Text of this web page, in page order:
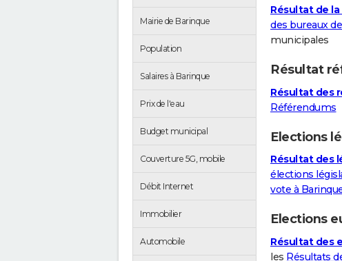
Mairie de Barinque
Population
Salaires à Barinque
Prix de l'eau
Budget municipal
Couverture 5G, mobile
Débit Internet
Immobilier
Automobile
Résultat de
des bureaux
municipales
Résultat
Résultat des
Référendums
Elections
Résultat des
élections
vote à
Elections
Résultat des
les Résultats